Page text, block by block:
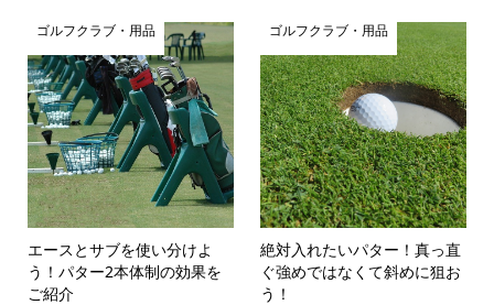
ゴルフクラブ・用品
エースとサブを使い分けよ
う！パター2本体制の効果を
ご紹介
ゴルフクラブ・用品
絶対入れたいパター！真っ直
ぐ強めではなくて斜めに狙お
う！